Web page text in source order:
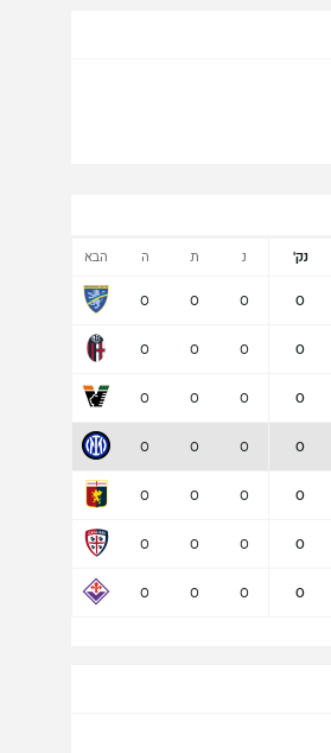
נק' נ ת ה הבא
0
0
0
0
0
0
0
0
0
0
0
0
0
0
0
0
0
0
0
0
0
0
0
0
0
0
0
0